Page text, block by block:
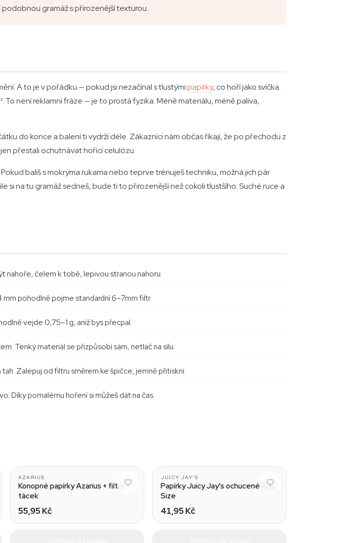
podobnou gramáž s přirozenější texturou.
A to je v pořádku — pokud jsi nezačínal s tlustýmipapírky, co hoří jako svíčka.
To není reklamní fráze — je to prostá fyzika. Méně materiálu, méně paliva,
do konce a balení ti vydrží déle. Zákazníci nám občas říkají, že po přechodu z
přestali ochutnávat hořící celulózu.
balíš s mokrýma rukama nebo teprve trénuješ techniku, možná jich pár
si na tu gramáž sedneš, bude ti to přirozenější než cokoli tlustšího. Suché ruce a
nahoře, čelem k tobě, lepivou stranou nahoru.
pohodlně pojme standardní 6–7mm filtr.
vejde 0,75–1 g, aniž bys přecpal.
Tenký materiál se přizpůsobí sám, netlač na sílu.
Zalepuj od filtru směrem ke špičce, jemně přitiskni.
Díky pomalému hoření si můžeš dát na čas.
AZARIUS
Konopné papírky Azarius + filtry +
tácek
55,95 Kč
JUICY JAY'S
Papírky Juicy Jay's ochucené King
Size
41,95 Kč